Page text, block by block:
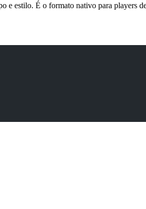
e estilo. É o formato nativo para players